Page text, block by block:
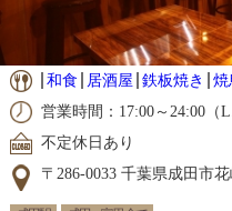
和食 居酒屋 鉄板焼き 焼
営業時間：17:00～24:00（
不定休日あり
〒286-0033 千葉県成田市